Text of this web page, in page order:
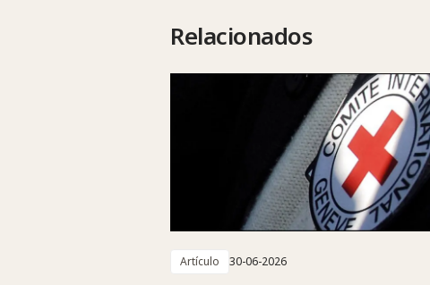
Relacionados
Artículo 30-06-2026